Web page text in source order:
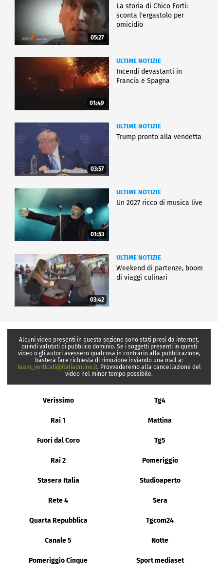
05:27
La storia di Chico Forti:
sconta l'ergastolo per
omicidio
01:49
ULTIME NOTIZIE
Incendi devastanti in
Francia e Spagna
03:57
ULTIME NOTIZIE
Trump pronto alla vendetta
01:53
ULTIME NOTIZIE
Un 2027 ricco di musica live
03:42
ULTIME NOTIZIE
Weekend di partenze, boom
di viaggi culinari
Alcuni video presenti in questa sezione sono stati presi da internet,
quindi valutati di pubblico dominio. Se i soggetti presenti in questi
video o gli autori avessero qualcosa in contrario alla pubblicazione,
basterà fare richiesta di rimozione inviando una mail a:
team_verticali@italiaonline.it. Provvederemo alla cancellazione del
video nel minor tempo possibile.
Verissimo Tg4
Rai 1 Mattina
Fuori dal Coro Tg5
Rai 2 Pomeriggio
Stasera Italia Studioaperto
Rete 4 Sera
Quarta Repubblica Tgcom24
Canale 5 Notte
Pomeriggio Cinque Sport mediaset